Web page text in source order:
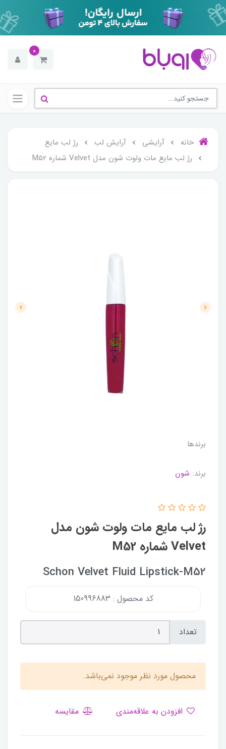
0
خانه آرایشی آرایش لب
رژ لب مایع
رژ لب مايع مات ولوت شون مدل Velvet شماره M52
برندها
برند: شون
رژ لب مايع مات ولوت شون مدل
Velvet شماره M52
Schon Velvet Fluid Lipstick-M52
کد محصول : 150996883
تعداد
محصول مورد نظر موجود نمی‌باشد.
مقایسه